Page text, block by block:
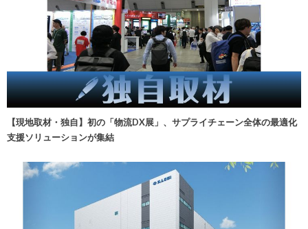
【現地取材・独自】初の「物流DX展」、サプライチェーン全体の最適化
支援ソリューションが集結